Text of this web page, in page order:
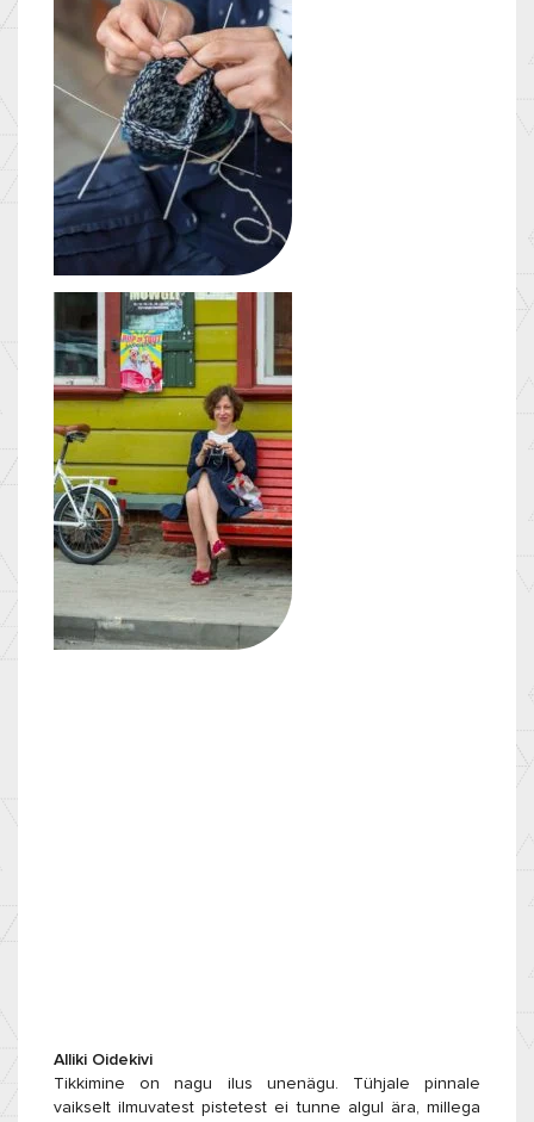
Alliki Oidekivi
Tikkimine on nagu ilus unenägu. Tühjale pinnale
vaikselt ilmuvatest pistetest ei tunne algul ära, millega